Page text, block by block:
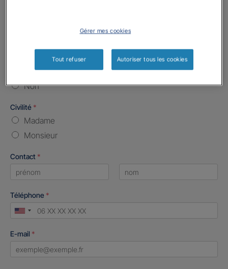
Vos informations :
Etes-vous déjà client Gan assurances ?*
Oui
Non
Civilité *
Madame
Monsieur
Contact *
Téléphone *
United
+1
E-mail *
Gérer mes cookies
Tout refuser Autoriser tous les cookies